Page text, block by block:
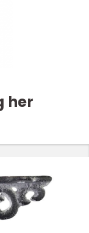
her